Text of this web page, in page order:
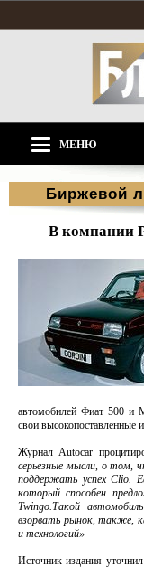
МЕНЮ
Биржевой
В компании
автомобилей Фиат 500 и
свои высокопоставленные
Журнал Autocar
серьезные мысли, о том,
поддержать успех Clio.
который способен
Twingo.Такой
взорвать рынок, также,
и технологий»
Источник издания